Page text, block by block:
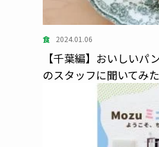
食 2024.01.06
【千葉編】おいしいパ
のスタッフに聞いてみた